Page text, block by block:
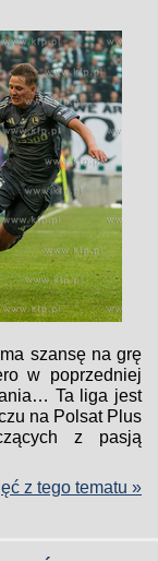
szansę na grę
w poprzedniej
Ta liga jest
na Polsat Plus
z pasją
z tego tematu »